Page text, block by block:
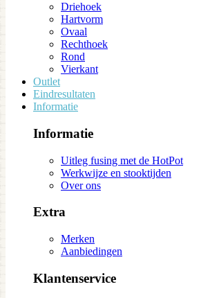
Driehoek
Hartvorm
Ovaal
Rechthoek
Rond
Vierkant
Outlet
Eindresultaten
Informatie
Informatie
Uitleg fusing met de HotPot
Werkwijze en stooktijden
Over ons
Extra
Merken
Aanbiedingen
Klantenservice